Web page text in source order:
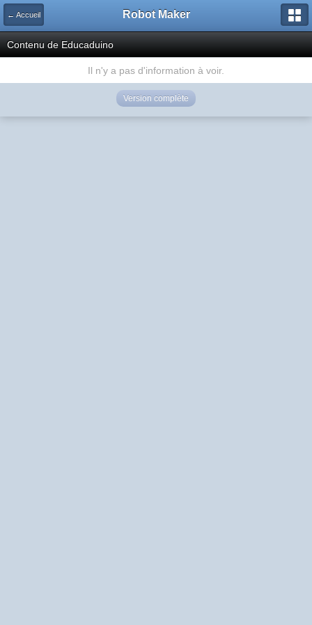
← Accueil Robot Maker
Contenu de Educaduino
Il n'y a pas d'information à voir.
Version complète